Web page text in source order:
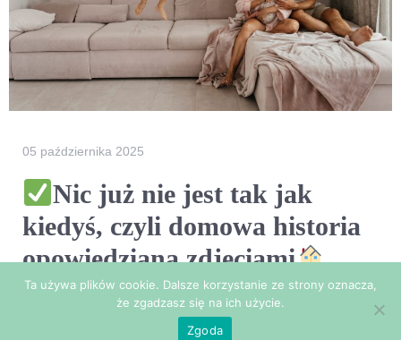
05 października 2025
Nic już nie jest tak jak
kiedyś, czyli domowa historia
opowiedziana zdjęciami
No właśnie, nadałam taki tytuł tej opowieści, bo tak
naprawdę każdy rok naszego życia zmienia nas i świat
Ta używa plików cookie. Dalsze korzystanie ze strony oznacza,
że zgadzasz się na ich użycie.
Zgoda